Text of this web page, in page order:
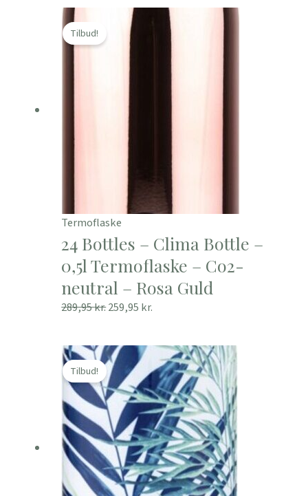
Tilbud!
Termoflaske
24 Bottles – Clima Bottle –
0,5l Termoflaske – Co2-
neutral – Rosa Guld
289,95kr.
oprindelige
289,95 kr..
259,95 kr.
Den
aktuelle
Tilbud!
Den
oprindelige
pris
var:
289,95 kr..
Den
aktuelle
pris
er:
259,95 kr..